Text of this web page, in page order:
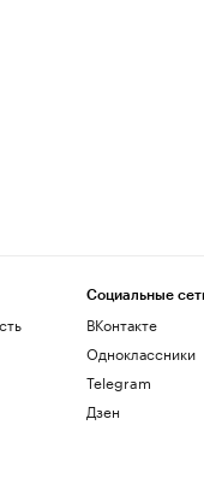
Социальные
ВКонтакте
Одноклассники
Telegram
Дзен